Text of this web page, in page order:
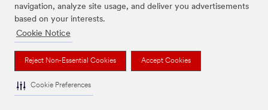
navigation, analyze site usage, and deliver you advertisements
based on your interests.
Cookie Notice
Reject Non-Essential Cookies Accept Cookies
Cookie Preferences